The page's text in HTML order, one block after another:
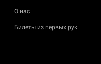
О нас
Билеты из первых рук